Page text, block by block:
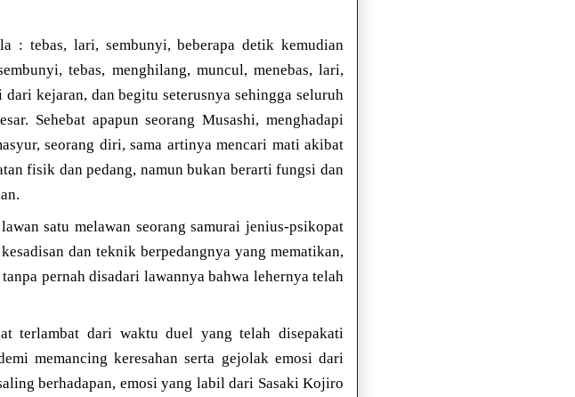
: tebas, lari, sembunyi, beberapa detik kemudian
tebas, menghilang, muncul, menebas, lari,
kejaran, dan begitu seterusnya sehingga seluruh
Sehebat apapun seorang Musashi, menghadapi
seorang diri, sama artinya mencari mati akibat
fisik dan pedang, namun bukan berarti fungsi dan
satu melawan seorang samurai jenius-psikopat
dan teknik berpedangnya yang mematikan,
pernah disadari lawannya bahwa lehernya telah
terlambat dari waktu duel yang telah disepakati
memancing keresahan serta gejolak emosi dari
berhadapan, emosi yang labil dari Sasaki Kojiro